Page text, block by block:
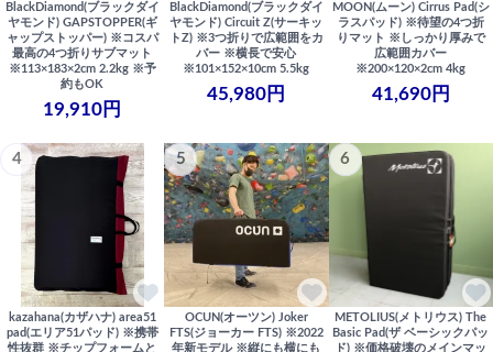
BlackDiamond(ブラックダイ
ヤモンド) GAPSTOPPER(ギ
ャップストッパー) ※コスパ
最高の4つ折りサブマット
※113×183×2cm 2.2kg ※予
約もOK
19,910円
BlackDiamond(ブラックダイ
ヤモンド) Circuit Z(サーキッ
トZ) ※3つ折りで広範囲をカ
バー ※横長で安心
※101×152×10cm 5.5kg
45,980円
MOON(ムーン) Cirrus Pad(シ
ラスパッド) ※待望の4つ折
りマット ※しっかり厚みで
広範囲カバー
※200×120×2cm 4kg
41,690円
4
kazahana(カザハナ) area51
pad(エリア51パッド) ※携帯
性抜群 ※チップフォームと
5
OCUN(オーツン) Joker
FTS(ジョーカー FTS) ※2022
年新モデル ※縦にも横にも
6
METOLIUS(メトリウス) The
Basic Pad(ザ ベーシックパッ
ド) ※価格破壊のメインマッ